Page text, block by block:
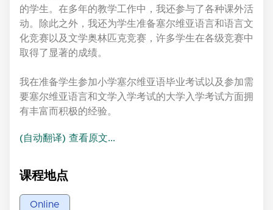
的学生。在多年的教学工作中，我还参与了各种课外活
动。除此之外，我还为学生准备塞尔维亚语言和语言文
化竞赛以及文学奥林匹克竞赛，许多学生在各级竞赛中
取得了显著的成绩。
我在准备学生参加小学塞尔维亚语毕业考试以及参加需
要塞尔维亚语言和文学入学考试的大学入学考试方面拥
有丰富而积极的经验。
(自动翻译) 查看原文...
课程地点
Online